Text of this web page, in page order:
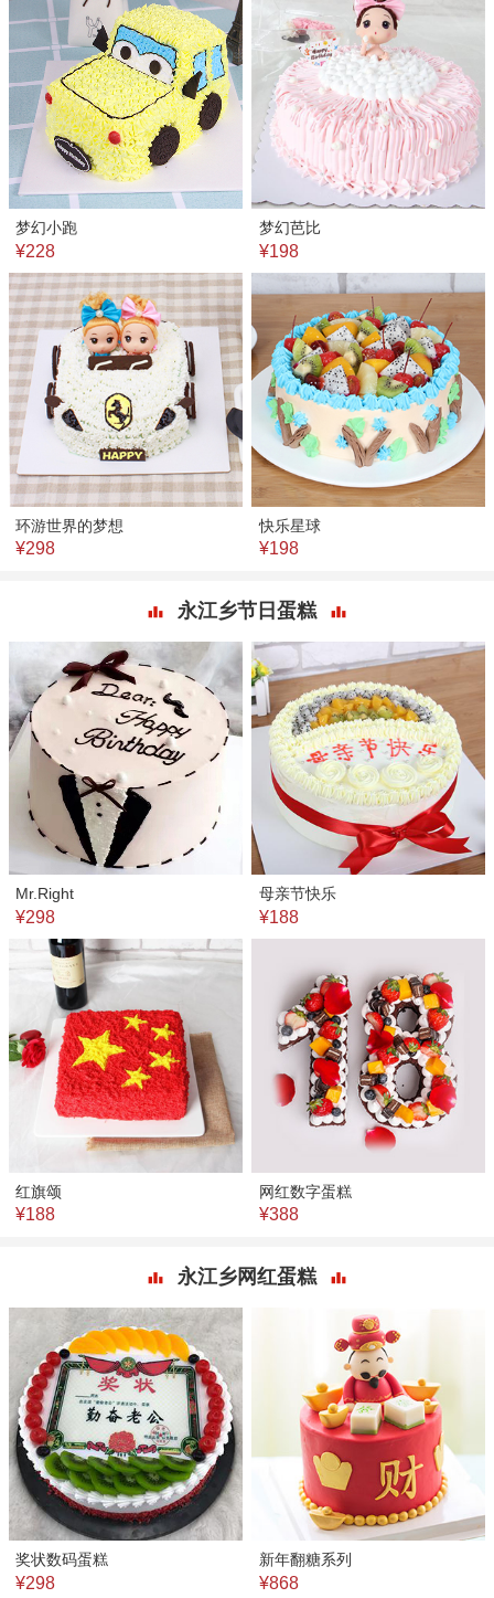
梦幻小跑
¥228
梦幻芭比
¥198
环游世界的梦想
¥298
快乐星球
¥198
永江乡节日蛋糕
Mr.Right
¥298
母亲节快乐
¥188
红旗颂
¥188
网红数字蛋糕
¥388
永江乡网红蛋糕
奖状数码蛋糕
¥298
新年翻糖系列
¥868